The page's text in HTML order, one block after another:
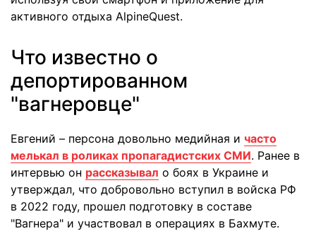
активного отдыха AlpineQuest.
Что известно о
депортированном
"вагнеровце"
Евгений – персона довольно медийная и часто
мелькал в роликах пропагадистских СМИ. Ранее в
интервью он рассказывал о боях в Украине и
утверждал, что добровольно вступил в войска РФ
в 2022 году, прошел подготовку в составе
"Вагнера" и участвовал в операциях в Бахмуте.